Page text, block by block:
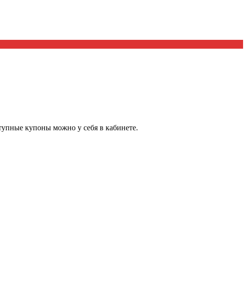
купоны можно у себя в кабинете.